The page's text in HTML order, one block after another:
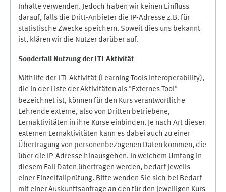
Inhalte verwenden. Jedoch haben wir keinen Einfluss
darauf, falls die Dritt-Anbieter die IP-Adresse z.B. für
statistische Zwecke speichern. Soweit dies uns bekannt
ist, klären wir die Nutzer darüber auf.
Sonderfall Nutzung der LTI-Aktivität
Mithilfe der LTI-Aktivität (Learning Tools Interoperability),
die in der Liste der Aktivitäten als "Externes Tool"
bezeichnet ist, können für den Kurs verantwortliche
Lehrende externe, also von Dritten betriebene,
Lernaktivitäten in ihre Kurse einbinden. Je nach Art dieser
externen Lernaktivitäten kann es dabei auch zu einer
Übertragung von personenbezogenen Daten kommen, die
über die IP-Adresse hinausgehen. In welchem Umfang in
diesem Fall Daten übertragen werden, bedarf jeweils
einer Einzelfallprüfung. Bitte wenden Sie sich bei Bedarf
mit einer Auskunftsanfrage an den für den jeweiligen Kurs